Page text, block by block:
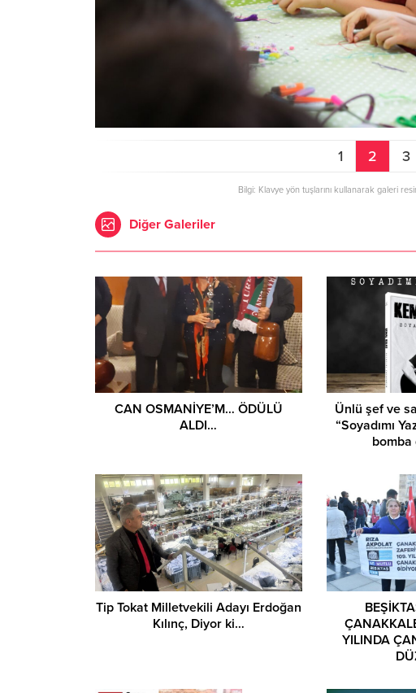
1 2 3
Bilgi: Klavye yön tuşlarını kullanarak galeri
Diğer Galeriler
CAN OSMANİYE’M… ÖDÜLÜ
ALDI…
Ünlü şef ve
“Soyadımı
Tip Tokat Milletvekili Adayı Erdoğan
Kılınç, Diyor ki…
YILINDA